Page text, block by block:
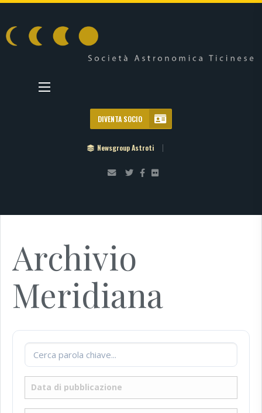
DIVENTA SOCIO
Newsgroup Astroti
Archivio
Meridiana